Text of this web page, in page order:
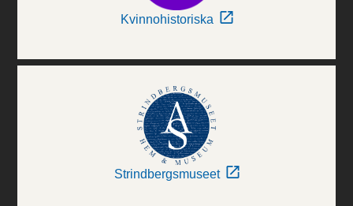
Kvinnohistoriska
Strindbergsmuseet